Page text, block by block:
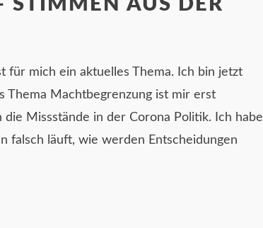
STIMMEN AUS DER
für mich ein aktuelles Thema. Ich bin jetzt
Thema Machtbegrenzung ist mir erst
Missstände in der Corona Politik. Ich habe
falsch läuft, wie werden Entscheidungen